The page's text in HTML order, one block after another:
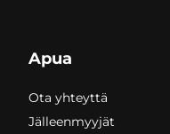
Apua
Ota yhteyttä
Jälleenmyyjät